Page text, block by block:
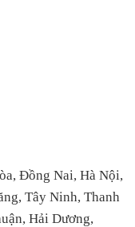
Đồng Nai, Hà Nội,
Tây Ninh, Thanh
Hải Dương,